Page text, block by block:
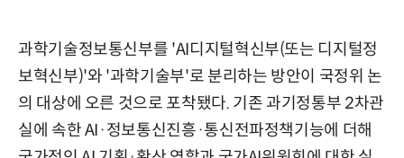
과학기술정보통신부를 'AI디지털혁신부(또는 디지털정
보혁신부)'와 '과학기술부'로 분리하는 방안이 국정위 논
의 대상에 오른 것으로 포착됐다. 기존 과기정통부 2차관
실에 속한 AI·정보통신진흥·통신전파정책기능에 더해